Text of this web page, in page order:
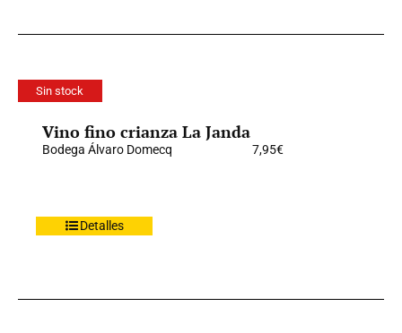
Sin stock
Vino fino crianza La Janda
Bodega Álvaro Domecq 7,95€
Detalles